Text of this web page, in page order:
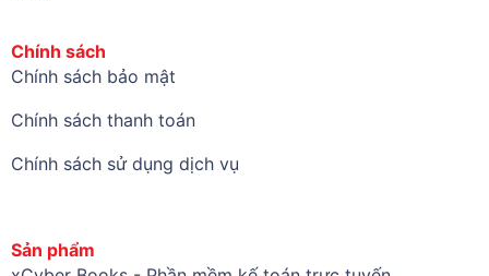
Chính sách
Chính sách bảo mật
Chính sách thanh toán
Chính sách sử dụng dịch vụ
Sản phẩm